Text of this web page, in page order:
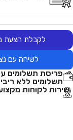
לקבלת הצעת
לשיחה עם
תשלומים ללא
שירות לקוחות